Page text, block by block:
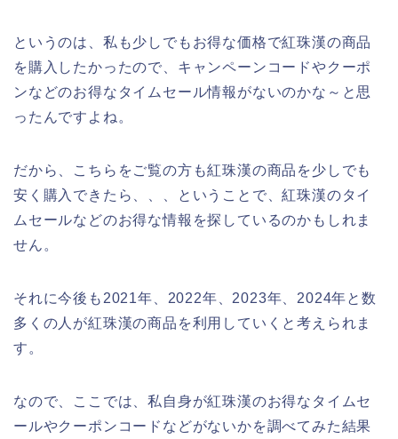
というのは、私も少しでもお得な価格で紅珠漢の商品
を購入したかったので、キャンペーンコードやクーポ
ンなどのお得なタイムセール情報がないのかな～と思
ったんですよね。
だから、こちらをご覧の方も紅珠漢の商品を少しでも
安く購入できたら、、、ということで、紅珠漢のタイ
ムセールなどのお得な情報を探しているのかもしれま
せん。
それに今後も2021年、2022年、2023年、2024年と数
多くの人が紅珠漢の商品を利用していくと考えられま
す。
なので、ここでは、私自身が紅珠漢のお得なタイムセ
ールやクーポンコードなどがないかを調べてみた結果